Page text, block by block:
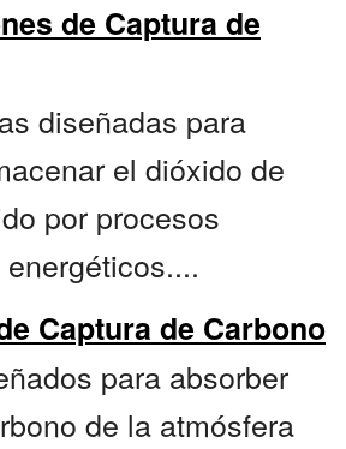
de Captura de
diseñadas para
el dióxido de
por procesos
Captura de Carbono
para absorber
de la atmósfera